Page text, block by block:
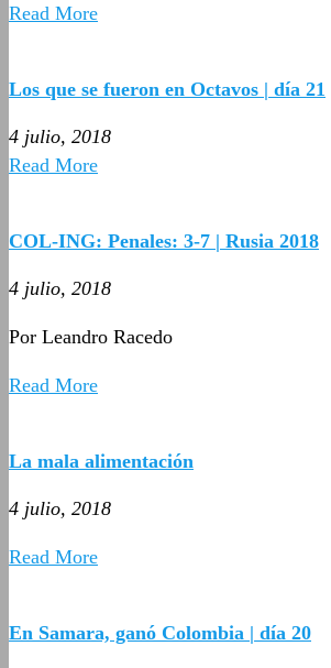
Read More
Los que se fueron en Octavos | día 21
4 julio, 2018
Read More
COL-ING: Penales: 3-7 | Rusia 2018
4 julio, 2018
Por Leandro Racedo
Read More
La mala alimentación
4 julio, 2018
Read More
En Samara, ganó Colombia | día 20